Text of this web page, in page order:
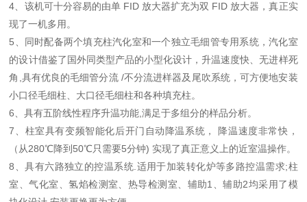
4、该机可十分容易的由单 FID 放大器扩充为双 FID 放大器，真正实
现了一机多用。
5、同时配备两个填充柱汽化室和一个独立毛细管专用系统，汽化室
的设计借鉴了国外同类型产品的小型化设计，升温速度快、无进样死
角,具有优良的毛细管分流 /不分流进样器及尾吹系统，可方便地安装
小口径毛细柱、大口径毛细柱和各种填充柱。
6、具有五阶线性程序升温功能,满足于多组分的样品分析。
7、柱室具有变频智能化后开门自动降温系统， 降温速度非常快，
（从280℃降到50℃只需要5分钟) 实现了真正意义上的近室温操作。
8、具有六路独立的控温系统.适用于加装转化炉等多路控温需求;柱
室、气化室、氢焰检测室、热导检测室、辅助1、辅助2均采用了模